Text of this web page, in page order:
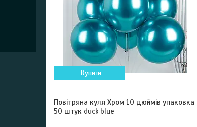
Купити
Повітряна куля Хром 10 дюймів упаковка
50 штук duck blue